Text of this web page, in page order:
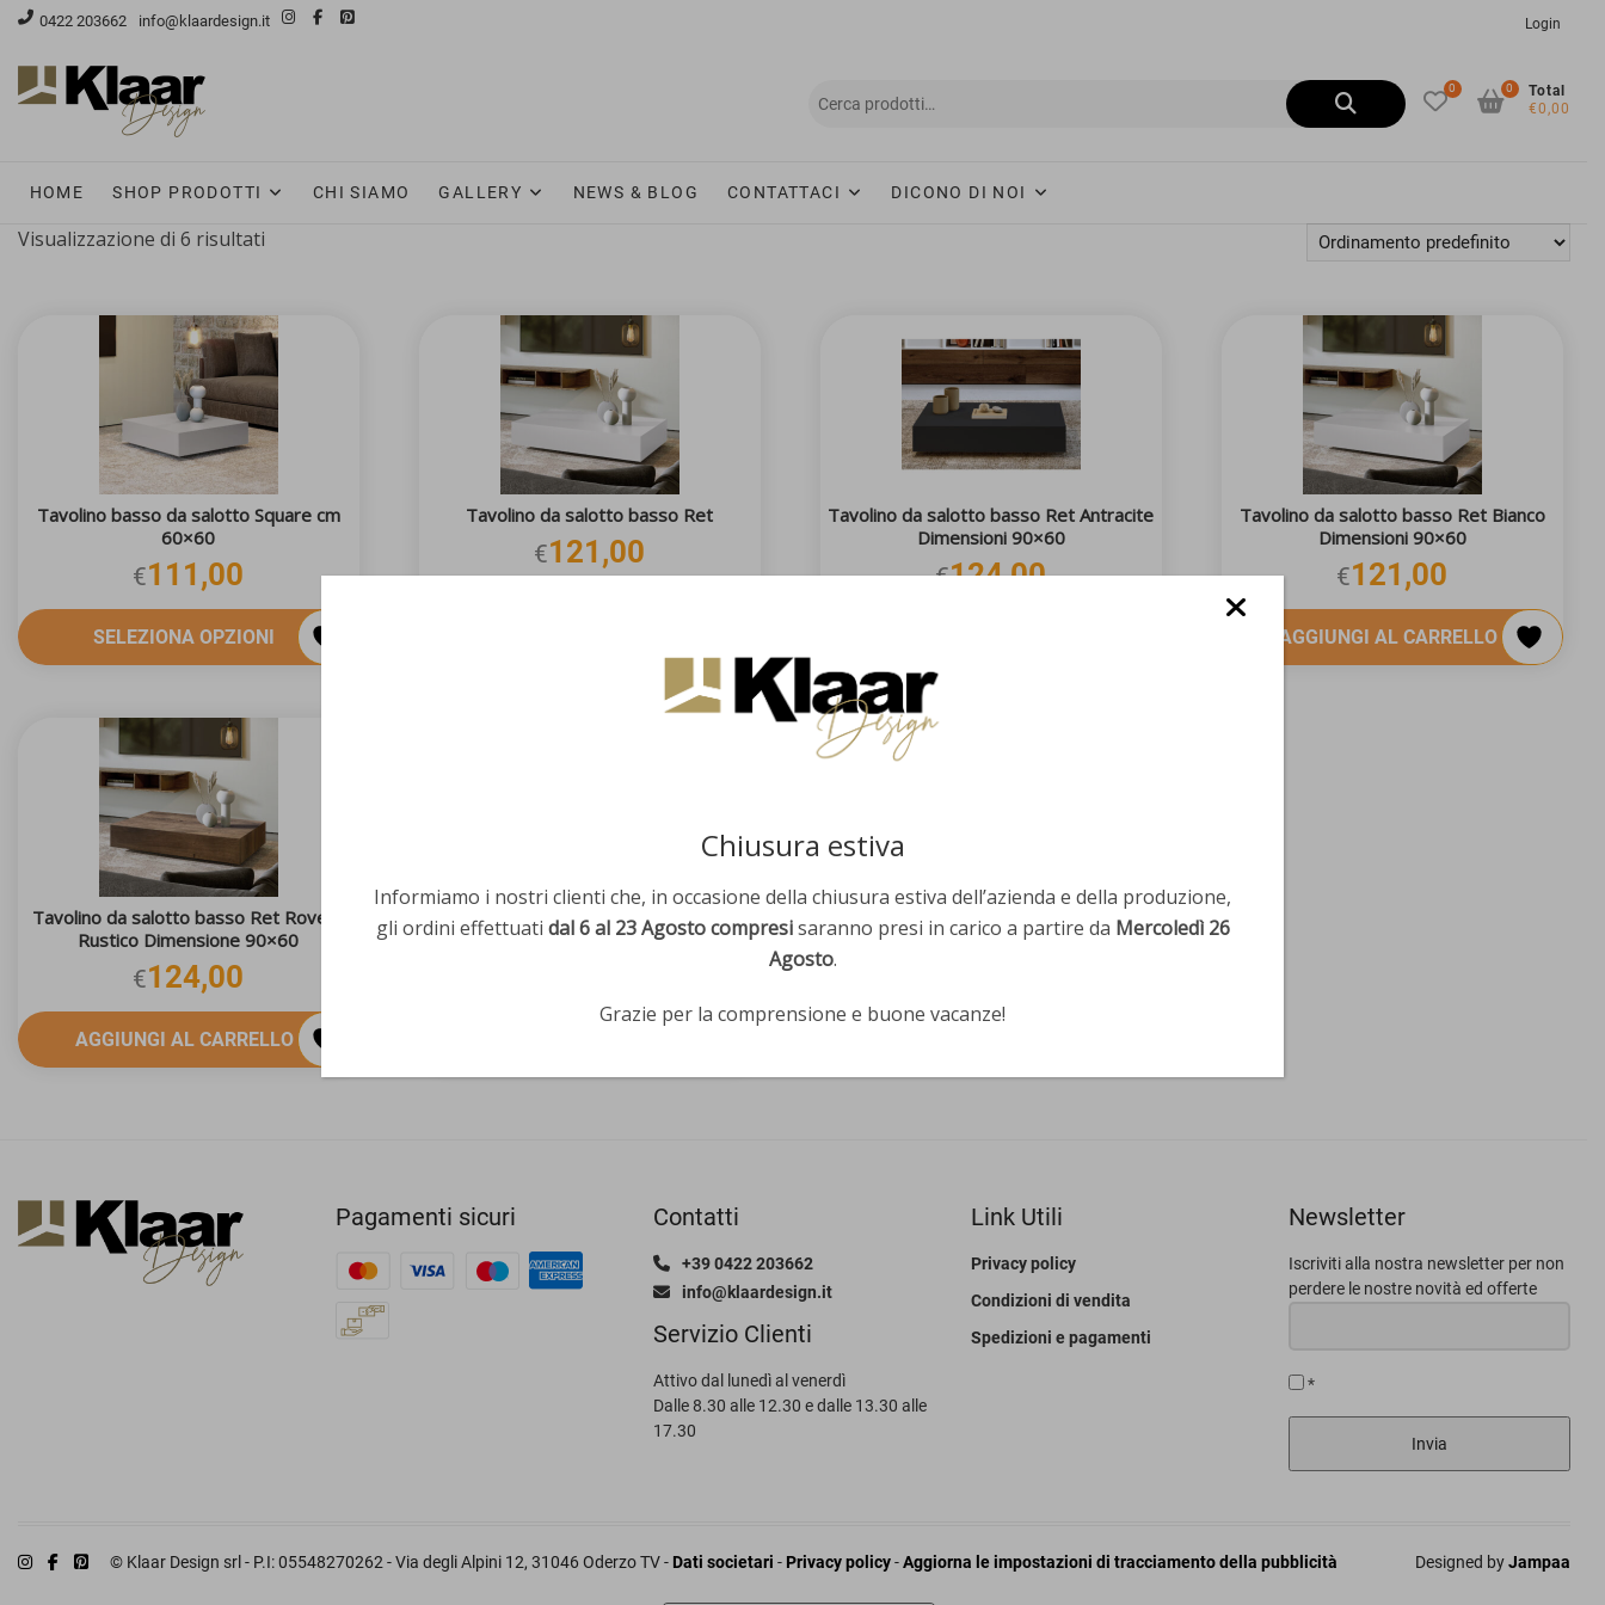
Skip
content
0422 203662 info@klaardesign.it Login
Cerca: 0
Total
€0,00
0
HOME SHOP PRODOTTI CHI SIAMO GALLERY NEWS & BLOG CONTATTACI DICONO DI NOI
Visualizzazione di 6 risultati
Tavolino basso da salotto Square cm
60×60
€111,00
SELEZIONA OPZIONI
Tavolino da salotto basso Ret
€121,00
Tavolino da salotto basso Ret Antracite
Dimensioni 90×60
€124,00
Tavolino da salotto basso Ret Bianco
Dimensioni 90×60
€121,00
AGGIUNGI AL CARRELLO
Tavolino da salotto basso Ret Rovere
Rustico Dimensione 90×60
€124,00
AGGIUNGI AL CARRELLO
Tavolino da salotto K-IVY X4
Pagamenti sicuri Contatti
+39 0422 203662
info@klaardesign.it
Servizio Clienti
Attivo dal lunedì al venerdì
Dalle 8.30 alle 12.30 e dalle 13.30 alle
17.30
Link Utili
Privacy policy
Condizioni di vendita
Spedizioni e pagamenti
Newsletter
Iscriviti alla nostra newsletter per non
perdere le nostre novità ed offerte
*
Invia
© Klaar Design srl - P.I: 05548270262 - Via degli Alpini 12, 31046 Oderzo TV - Dati societari - Privacy policy-Aggiorna le impostazioni di tracciamento della pubblicità Designed byJampaa
Chiusura estiva
Informiamo i nostri clienti che, in occasione della chiusura estiva dell’azienda e della produzione,
gli ordini effettuati dal 6 al 23 Agosto compresisaranno presi in carico a partire da Mercoledì 26
Agosto.
Grazie per la comprensione e buone vacanze!